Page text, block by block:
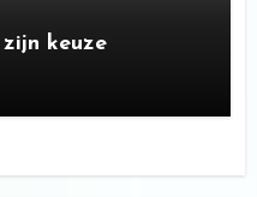
zijn keuze